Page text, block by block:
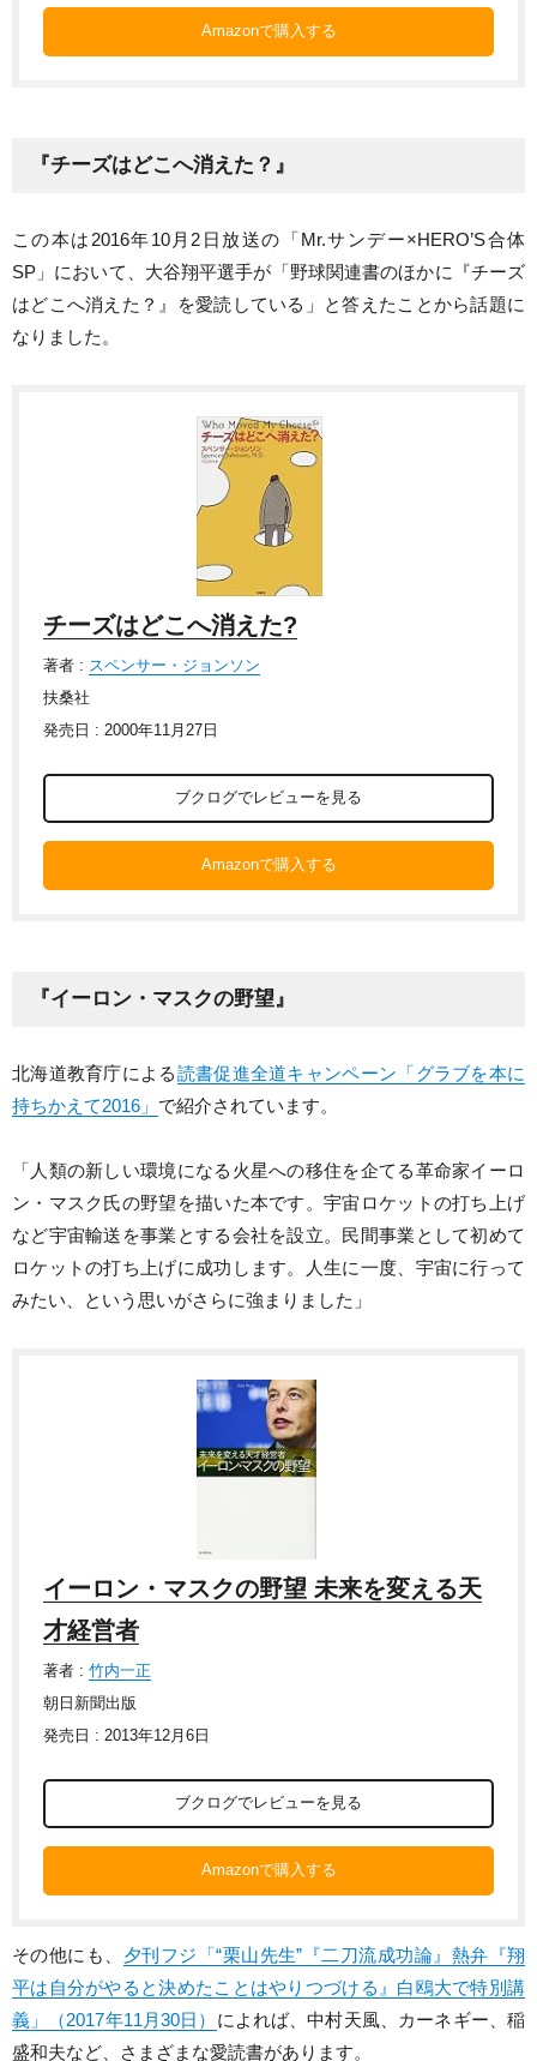
Amazonで購入する
『チーズはどこへ消えた？』
この本は2016年10月2日放送の「Mr.サンデー×HERO’S合体
SP」において、大谷翔平選手が「野球関連書のほかに『チーズ
はどこへ消えた？』を愛読している」と答えたことから話題に
なりました。
チーズはどこへ消えた?
著者 : スペンサー・ジョンソン
扶桑社
発売日 : 2000年11月27日
ブクログでレビューを見る
Amazonで購入する
『イーロン・マスクの野望』
北海道教育庁による読書促進全道キャンペーン「グラブを本に
持ちかえて2016」 で紹介されています。
「人類の新しい環境になる火星への移住を企てる革命家イーロ
ン・マスク氏の野望を描いた本です。宇宙ロケットの打ち上げ
など宇宙輸送を事業とする会社を設立。民間事業として初めて
ロケットの打ち上げに成功します。人生に一度、宇宙に行って
みたい、という思いがさらに強まりました」
イーロン・マスクの野望 未来を変える天
才経営者
著者 : 竹内一正
朝日新聞出版
発売日 : 2013年12月6日
ブクログでレビューを見る
Amazonで購入する
その他にも、 夕刊フジ「“栗山先生”『二刀流成功論』熱弁『翔
平は自分がやると決めたことはやりつづける』白鴎大で特別講
義」（2017年11月30日） によれば、中村天風、カーネギー、稲
盛和夫など、さまざまな愛読書があります。